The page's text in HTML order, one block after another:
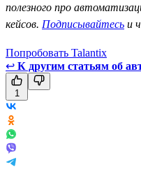
полезного про
кейсов. Подписывайтесь и
Попробовать Talantix
↩ К другим статьям об
1